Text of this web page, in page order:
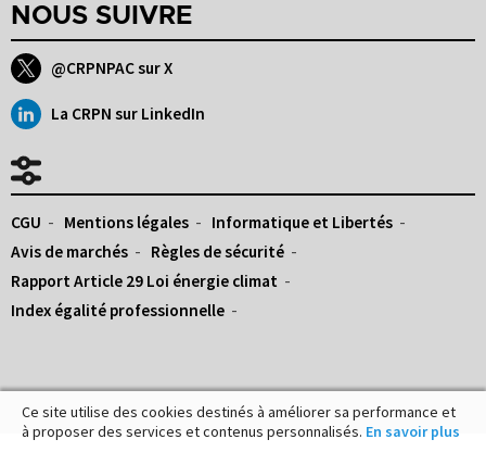
NOUS SUIVRE
@CRPNPAC sur X
La CRPN sur LinkedIn
CGU Mentions légales
Informatique et Libertés
Avis de marchés
Règles de sécurité
Rapport Article 29 Loi énergie climat
Index égalité professionnelle
Ce site utilise des cookies destinés à améliorer sa performance et
à proposer des services et contenus personnalisés. En savoir plus